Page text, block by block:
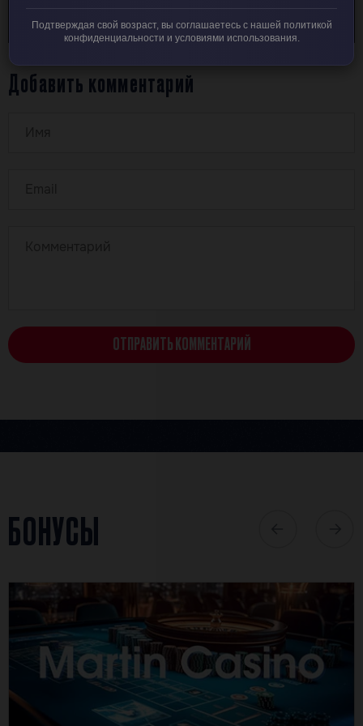
Добавить комментарий
ОТПРАВИТЬ КОММЕНТАРИЙ
БОНУСЫ
Подтверждая свой возраст, вы соглашаетесь с нашей политикой
конфиденциальности и условиями использования.